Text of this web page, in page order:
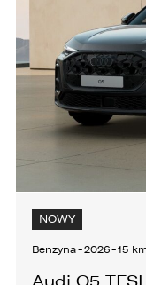
NOWY
Benzyna-2026-15
Audi Q5